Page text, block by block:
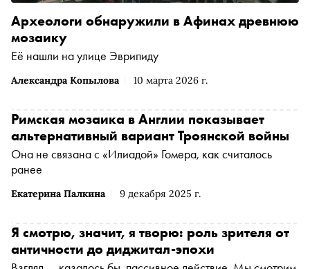
Александра Копылова 10 марта 2026 г.
Археологи обнаружили в Афинах древнюю
мозаику
Её нашли на улице Эврипиду
Екатерина Палкина 9 декабря 2025 г.
Римская мозаика в Англии показывает
альтернативный вариант Троянской войны
Она не связана с «Илиадой» Гомера, как считалось
ранее
Я смотрю, значит, я творю: роль зрителя от
античности до диджитал-эпохи